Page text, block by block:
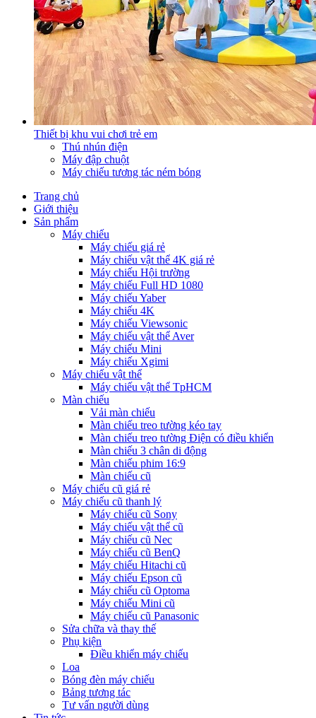
Thiết bị khu vui chơi trẻ em
Thú nhún điện
Máy đập chuột
Máy chiếu tương tác ném bóng
Trang chủ
Giới thiệu
Sản phẩm
Máy chiếu
Máy chiếu giá rẻ
Máy chiếu vật thể 4K giá rẻ
Máy chiếu Hội trường
Máy chiếu Full HD 1080
Máy chiếu Yaber
Máy chiếu 4K
Máy chiếu Viewsonic
Máy chiếu vật thể Aver
Máy chiếu Mini
Máy chiếu Xgimi
Máy chiếu vật thể
Máy chiếu vật thể TpHCM
Màn chiếu
Vải màn chiếu
Màn chiếu treo tường kéo tay
Màn chiếu treo tường Điện có điều khiển
Màn chiếu 3 chân di động
Màn chiếu phim 16:9
Màn chiếu cũ
Máy chiếu cũ giá rẻ
Máy chiếu cũ thanh lý
Máy chiếu cũ Sony
Máy chiếu vật thể cũ
Máy chiếu cũ Nec
Máy chiếu cũ BenQ
Máy chiếu Hitachi cũ
Máy chiếu Epson cũ
Máy chiếu cũ Optoma
Máy chiếu Mini cũ
Máy chiếu cũ Panasonic
Sửa chữa và thay thế
Phụ kiện
Điều khiển máy chiếu
Loa
Bóng đèn máy chiếu
Bảng tương tác
Tư vấn người dùng